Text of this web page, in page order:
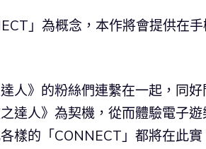
」為概念，本作將會提供在
人》的粉絲們連繫在一起，同好
達人》為契機，從而體驗電子遊
樣的「CONNECT」都將在此實